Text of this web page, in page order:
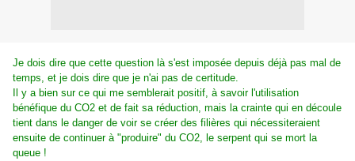
Je dois dire que cette question là s'est imposée depuis déjà pas mal de
temps, et je dois dire que je n'ai pas de certitude.
Il y a bien sur ce qui me semblerait positif, à savoir l'utilisation
bénéfique du CO2 et de fait sa réduction, mais la crainte qui en découle
tient dans le danger de voir se créer des filières qui nécessiteraient
ensuite de continuer à "produire" du CO2, le serpent qui se mort la
queue !